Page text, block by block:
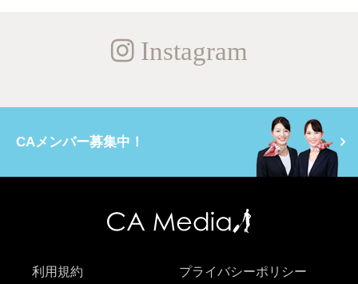
Instagram
CAメンバー募集中！
利用規約 プライバシーポリシー